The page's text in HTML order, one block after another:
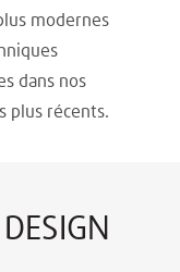
modernes
dans nos
plus récents.